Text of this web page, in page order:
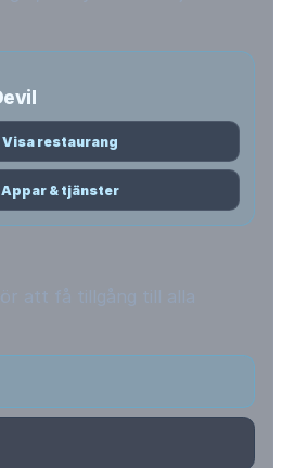
Visa restaurang
Appar & tjänster